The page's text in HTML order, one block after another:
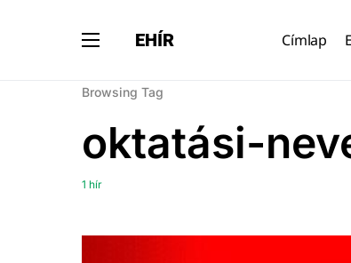
EHÍR Címlap
Browsing Tag
oktatási-
1 hír